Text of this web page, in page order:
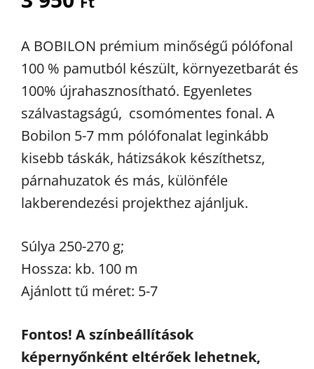
A BOBILON prémium minőségű pólófonal
100 % pamutból készült, környezetbarát és
100% újrahasznosítható. Egyenletes
szálvastagságú, csomómentes fonal. A
Bobilon 5-7 mm pólófonalat leginkább
kisebb táskák, hátizsákok készíthetsz,
párnahuzatok és más, különféle
lakberendezési projekthez ajánljuk.
Súlya 250-270 g;
Hossza: kb. 100 m
Ajánlott tű méret: 5-7
Fontos! A színbeállítások
képernyőnként eltérőek lehetnek,